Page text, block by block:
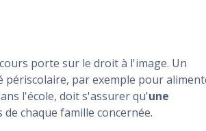
porte sur le droit à l'image. Un
par exemple pour
l'école, doit s'assurer qu'une
chaque famille concernée.